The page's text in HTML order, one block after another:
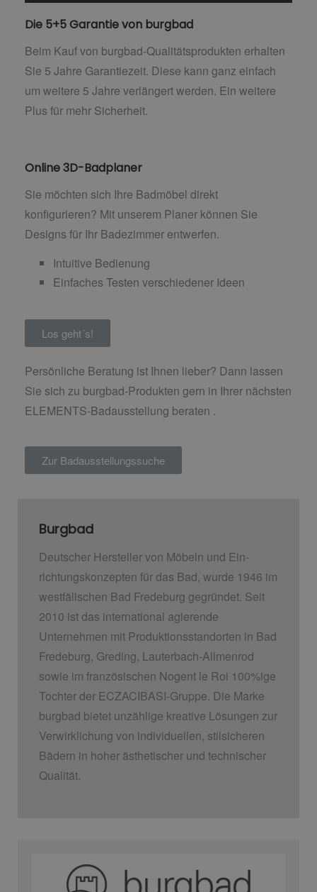
Die 5+5 Garantie von burgbad
Beim Kauf von burgbad-Qualitätsprodukten erhalten
Sie 5 Jahre Garantiezeit. Diese kann ganz einfach
um weitere 5 Jahre verlängert werden. Ein weitere
Plus für mehr Sicherheit.
Online 3D-Badplaner
Sie möchten sich Ihre Badmöbel direkt
konfigurieren? Mit unserem Planer können Sie
Designs für Ihr Badezimmer entwerfen.
Intuitive Bedienung
Einfaches Testen verschiedener Ideen
Los geht´s!
Persönliche Beratung ist Ihnen lieber? Dann lassen
Sie sich zu burgbad-Produkten gern in Ihrer nächsten
ELEMENTS-Badausstellung beraten .
Zur Badausstellungssuche
Burgbad
Deutscher Hersteller von Möbeln und Ein­
richtungskonzepten für das Bad, wurde 1946 im
westfälischen Bad Fredeburg gegründet. Seit
2010 ist das international agierende
Unternehmen mit Produktionsstandorten in Bad
Fredeburg, Greding, Lauterbach-Allmenrod
sowie im französischen Nogent le Roi 100%ige
Tochter der ECZACIBASI­-Gruppe. Die Marke
burgbad bietet unzählige kreative Lösungen zur
Verwirklichung von individuellen, stilsicheren
Bädern in hoher ästhetischer und technischer
Qualität.